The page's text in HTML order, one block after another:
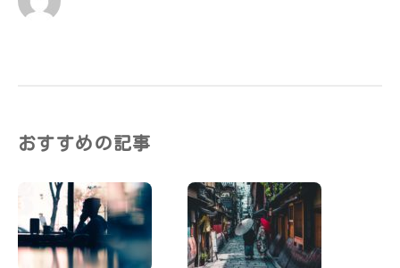
おすすめの記事